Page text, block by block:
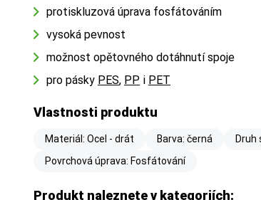
protiskluzová úprava fosfátováním
vysoká pevnost
možnost opětovného dotáhnutí spoje
pro pásky PES, PP i PET
Vlastnosti produktu
Materiál: Ocel - drát Barva: černá
Druh
Povrchová úprava: Fosfátování
Produkt naleznete v kategoriích: